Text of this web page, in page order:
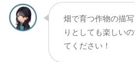
畑で育つ作物の描
りとしても楽しい
てください！